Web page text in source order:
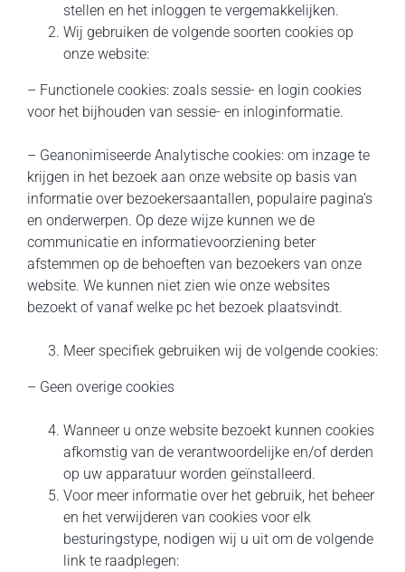
stellen en het inloggen te vergemakkelijken.
Wij gebruiken de volgende soorten cookies op
onze website:
– Functionele cookies: zoals sessie- en login cookies
voor het bijhouden van sessie- en inloginformatie.
– Geanonimiseerde Analytische cookies: om inzage te
krijgen in het bezoek aan onze website op basis van
informatie over bezoekersaantallen, populaire pagina’s
en onderwerpen. Op deze wijze kunnen we de
communicatie en informatievoorziening beter
afstemmen op de behoeften van bezoekers van onze
website. We kunnen niet zien wie onze websites
bezoekt of vanaf welke pc het bezoek plaatsvindt.
Meer specifiek gebruiken wij de volgende cookies:
– Geen overige cookies
Wanneer u onze website bezoekt kunnen cookies
afkomstig van de verantwoordelijke en/of derden
op uw apparatuur worden geïnstalleerd.
Voor meer informatie over het gebruik, het beheer
en het verwijderen van cookies voor elk
besturingstype, nodigen wij u uit om de volgende
link te raadplegen: